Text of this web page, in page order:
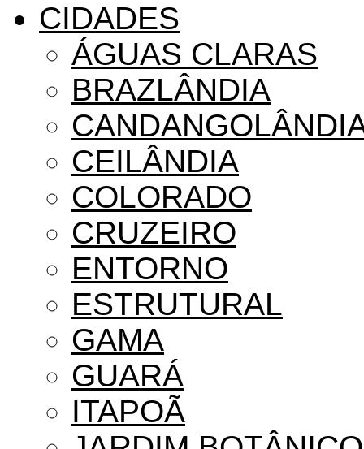
CIDADES
ÁGUAS CLARAS
BRAZLÂNDIA
CEILÂNDIA
COLORADO
CRUZEIRO
ENTORNO
ESTRUTURAL
GAMA
GUARÁ
ITAPOÃ